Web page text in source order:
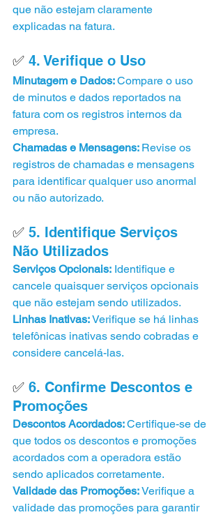
que não estejam claramente
explicadas na fatura.
✅ 4. Verifique o Uso
Minutagem e Dados: Compare o uso
de minutos e dados reportados na
fatura com os registros internos da
empresa.
Chamadas e Mensagens: Revise os
registros de chamadas e mensagens
para identificar qualquer uso anormal
ou não autorizado.
✅ 5. Identifique Serviços
Não Utilizados
Serviços Opcionais: Identifique e
cancele quaisquer serviços opcionais
que não estejam sendo utilizados.
Linhas Inativas: Verifique se há linhas
telefônicas inativas sendo cobradas e
considere cancelá-las.
✅ 6. Confirme Descontos e
Promoções
Descontos Acordados: Certifique-se de
que todos os descontos e promoções
acordados com a operadora estão
sendo aplicados corretamente.
Validade das Promoções: Verifique a
validade das promoções para garantir